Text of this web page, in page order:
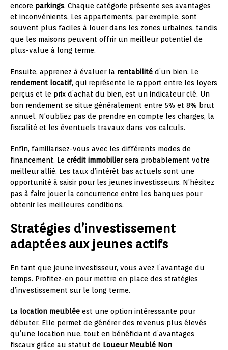
encore parkings. Chaque catégorie présente ses avantages
et inconvénients. Les appartements, par exemple, sont
souvent plus faciles à louer dans les zones urbaines, tandis
que les maisons peuvent offrir un meilleur potentiel de
plus-value à long terme.
Ensuite, apprenez à évaluer la rentabilité d’un bien. Le
rendement locatif, qui représente le rapport entre les loyers
perçus et le prix d’achat du bien, est un indicateur clé. Un
bon rendement se situe généralement entre 5% et 8% brut
annuel. N’oubliez pas de prendre en compte les charges, la
fiscalité et les éventuels travaux dans vos calculs.
Enfin, familiarisez-vous avec les différents modes de
financement. Le crédit immobiliersera probablement votre
meilleur allié. Les taux d’intérêt bas actuels sont une
opportunité à saisir pour les jeunes investisseurs. N’hésitez
pas à faire jouer la concurrence entre les banques pour
obtenir les meilleures conditions.
Stratégies d’investissement
adaptées aux jeunes actifs
En tant que jeune investisseur, vous avez l’avantage du
temps. Profitez-en pour mettre en place des stratégies
d’investissement sur le long terme.
La location meublée est une option intéressante pour
débuter. Elle permet de générer des revenus plus élevés
qu’une location nue, tout en bénéficiant d’avantages
fiscaux grâce au statut de Loueur Meublé Non